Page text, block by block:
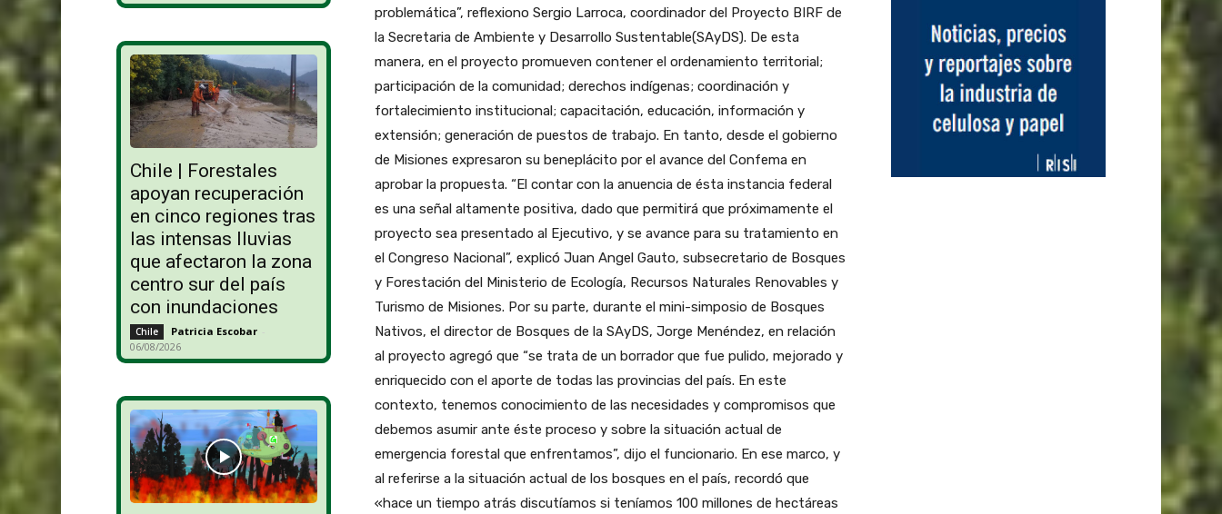
Chile | Forestales
apoyan recuperación
en cinco regiones tras
las intensas lluvias
que afectaron la zona
centro sur del país
con inundaciones
Chile Patricia Escobar -
06/08/2026
problemática”, reflexiono Sergio Larroca, coordinador del Proyecto BIRF de
la Secretaria de Ambiente y Desarrollo Sustentable(SAyDS). De esta
manera, en el proyecto promueven contener el ordenamiento territorial;
participación de la comunidad; derechos indígenas; coordinación y
fortalecimiento institucional; capacitación, educación, información y
extensión; generación de puestos de trabajo. En tanto, desde el gobierno
de Misiones expresaron su beneplácito por el avance del Confema en
aprobar la propuesta. “El contar con la anuencia de ésta instancia federal
es una señal altamente positiva, dado que permitirá que próximamente el
proyecto sea presentado al Ejecutivo, y se avance para su tratamiento en
el Congreso Nacional”, explicó Juan Angel Gauto, subsecretario de Bosques
y Forestación del Ministerio de Ecología, Recursos Naturales Renovables y
Turismo de Misiones. Por su parte, durante el mini-simposio de Bosques
Nativos, el director de Bosques de la SAyDS, Jorge Menéndez, en relación
al proyecto agregó que “se trata de un borrador que fue pulido, mejorado y
enriquecido con el aporte de todas las provincias del país. En este
contexto, tenemos conocimiento de las necesidades y compromisos que
debemos asumir ante éste proceso y sobre la situación actual de
emergencia forestal que enfrentamos”, dijo el funcionario. En ese marco, y
al referirse a la situación actual de los bosques en el país, recordó que
«hace un tiempo atrás discutíamos si teníamos 100 millones de hectáreas